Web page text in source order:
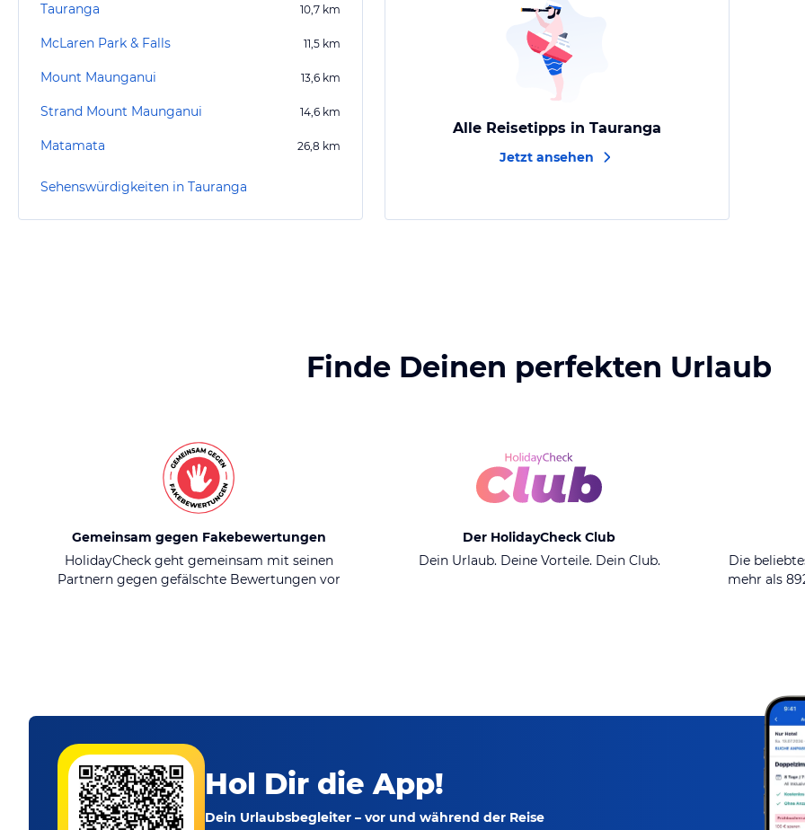
Tauranga 10,7 km
McLaren Park & Falls 11,5 km
Mount Maunganui 13,6 km
Strand Mount Maunganui 14,6 km
Matamata 26,8 km
Sehenswürdigkeiten in Tauranga
Alle Reisetipps in Tauranga
Jetzt ansehen
Finde Deinen perfekten Urlaub
Gemeinsam gegen Fakebewertungen
HolidayCheck geht gemeinsam mit seinen
Partnern gegen gefälschte Bewertungen vor
Der HolidayCheck Club
Dein Urlaub. Deine Vorteile. Dein Club.
Die
mehr als
Hol Dir die App!
Dein Urlaubsbegleiter – vor und während der Reise